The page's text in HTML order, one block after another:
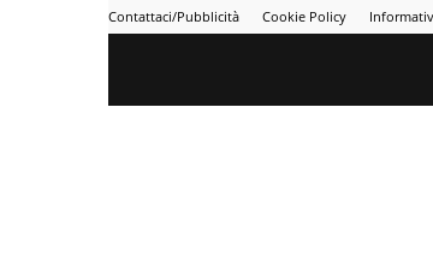
Contattaci/Pubblicità Cookie Policy